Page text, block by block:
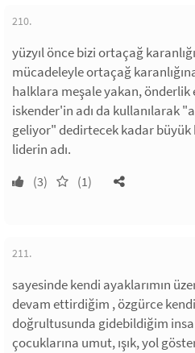
210.
yüzyıl önce bizi ortaçağ
mücadeleyle ortaçağ
halklara meşale yakan, önderlik
iskender'in adı da kullanılarak
geliyor" dedirtecek kadar büyük
liderin adı.
(3) (1)
211.
sayesinde kendi ayaklarımın
devam ettirdiğim , özgürce
doğrultusunda gidebildiğim
çocuklarına umut, ışık, yol